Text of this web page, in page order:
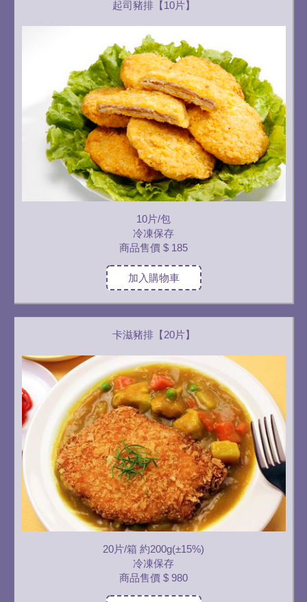
起司豬排【10片】
10片/包
冷凍保存
商品售價 $ 185
加入購物車
卡滋豬排【20片】
20片/箱 約200g(±15%)
冷凍保存
商品售價 $ 980